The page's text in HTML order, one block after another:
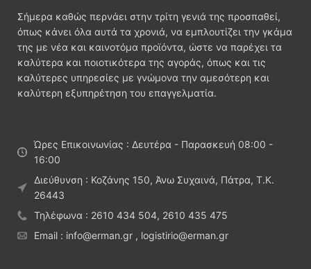
Σήμερα καθώς περνάει στην τρίτη γενιά της προσπαθεί,
όπως κάνει όλα αυτά τα χρονιά, να εμπλουτίζει την γκάμα
της με νέα και καινοτόμα προϊόντα, ώστε να παρέχει τα
καλύτερα και ποιοτικότερα της αγοράς, όπως και τις
καλύτερες υπηρεσίες με γνώμονα την αμεσότερη και
καλύτερη εξυπηρέτηση του επαγγελματία.
Ώρες Επικοινωνίας : Δευτέρα - Παρασκευή 08:00 -
16:00
Διεύθυνση : Κοζάνης 150, Άνω Συχαινά, Πάτρα, Τ.Κ.
26443
Τηλέφωνα : 2610 434 504, 2610 435 475
Email : info@erman.gr , logistirio@erman.gr